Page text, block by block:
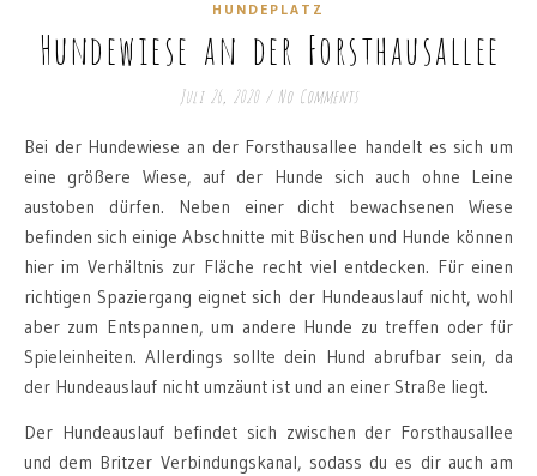
HUNDEPLATZ
Hundewiese an der Forsthausallee
Juli 26, 2020 / No Comments
Bei der Hundewiese an der Forsthausallee handelt es sich um
eine größere Wiese, auf der Hunde sich auch ohne Leine
austoben dürfen. Neben einer dicht bewachsenen Wiese
befinden sich einige Abschnitte mit Büschen und Hunde können
hier im Verhältnis zur Fläche recht viel entdecken. Für einen
richtigen Spaziergang eignet sich der Hundeauslauf nicht, wohl
aber zum Entspannen, um andere Hunde zu treffen oder für
Spieleinheiten. Allerdings sollte dein Hund abrufbar sein, da
der Hundeauslauf nicht umzäunt ist und an einer Straße liegt.
Der Hundeauslauf befindet sich zwischen der Forsthausallee
und dem Britzer Verbindungskanal, sodass du es dir auch am